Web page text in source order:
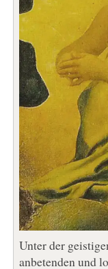
Unter der
anbetenden und